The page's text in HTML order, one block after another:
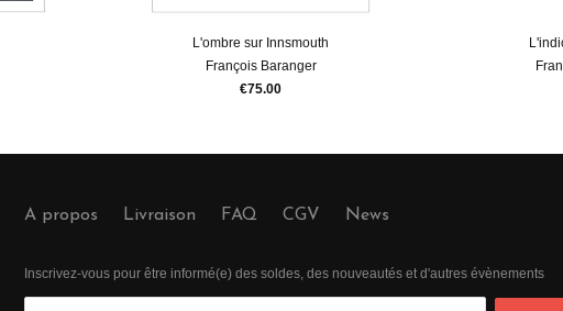
L'ombre sur Innsmouth
François Baranger
€75.00
A propos Livraison FAQ CGV News
Inscrivez-vous pour être informé(e) des soldes, des nouveautés et d'autres évènements